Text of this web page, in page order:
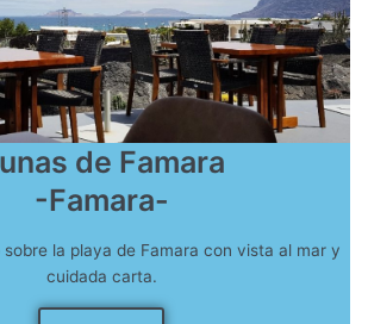
de Famara
-Famara-
la playa de Famara con vista al mar y
cuidada carta.